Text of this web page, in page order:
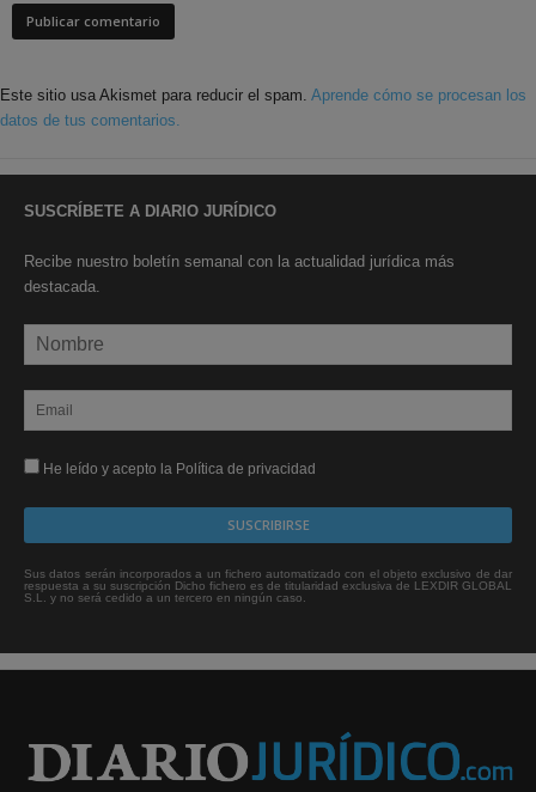
Este sitio usa Akismet para reducir el spam. Aprende cómo se procesan los
datos de tus comentarios.
SUSCRÍBETE A DIARIO JURÍDICO
Recibe nuestro boletín semanal con la actualidad jurídica más
destacada.
He leído y acepto la Política de privacidad
Sus datos serán incorporados a un fichero automatizado con el objeto exclusivo de dar
respuesta a su suscripción Dicho fichero es de titularidad exclusiva de LEXDIR GLOBAL
S.L. y no será cedido a un tercero en ningún caso.